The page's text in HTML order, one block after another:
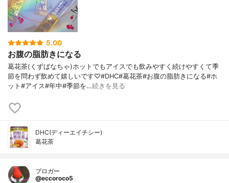
5.00
お腹の脂肪きになる
葛花茶(くずばなちゃ)ホットでもアイスでも飲みやすく続けやすくて季
節を問わず飲めて嬉しいです♡#DHC#葛花茶#お腹の脂肪きになる#ホ
ット#アイス#年中#季節を…続きを見る
DHC(ディーエイチシー)
葛花茶
ブロガー
@eccoroco5